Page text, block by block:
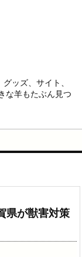
ッズ、サイト、
な羊もたぶん見つ
県が獣害対策